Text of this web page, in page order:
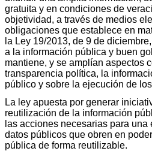
gratuita y en condiciones de
objetividad, a través de medios
obligaciones que establece en
la Ley 19/2013, de 9 de
a la información pública y buen
mantiene, y se amplían aspectos
transparencia política, la
público y sobre la ejecución de
La ley apuesta por generar
reutilización de la información
las acciones necesarias para
datos públicos que obren en
pública de forma reutilizable.